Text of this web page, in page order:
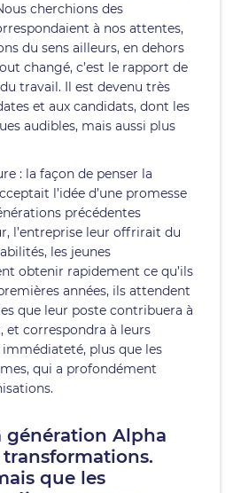
cherchions des
à nos attentes,
du sens ailleurs, en dehors
changé, c’est le rapport de
travail. Il est devenu très
et aux candidats, dont les
audibles, mais aussi plus
: la façon de penser la
l’idée d’une promesse
précédentes
l’entreprise leur offrirait du
les jeunes
obtenir rapidement ce qu’ils
années, ils attendent
que leur poste contribuera à
et correspondra à leurs
immédiateté, plus que les
qui a profondément
génération Alpha
transformations.
que les